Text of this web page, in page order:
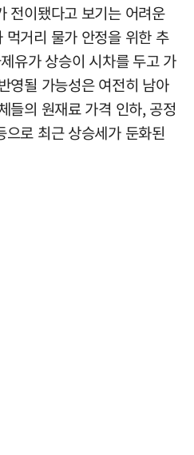
전이됐다고 보기는 어려운
거리 물가 안정을 위한 추
유가 상승이 시차를 두고 가
영될 가능성은 여전히 남아
들의 원재료 가격 인하, 공정
로 최근 상승세가 둔화된